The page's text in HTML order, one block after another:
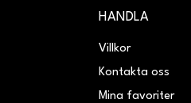
HANDLA
Villkor
Kontakta oss
Mina favoriter